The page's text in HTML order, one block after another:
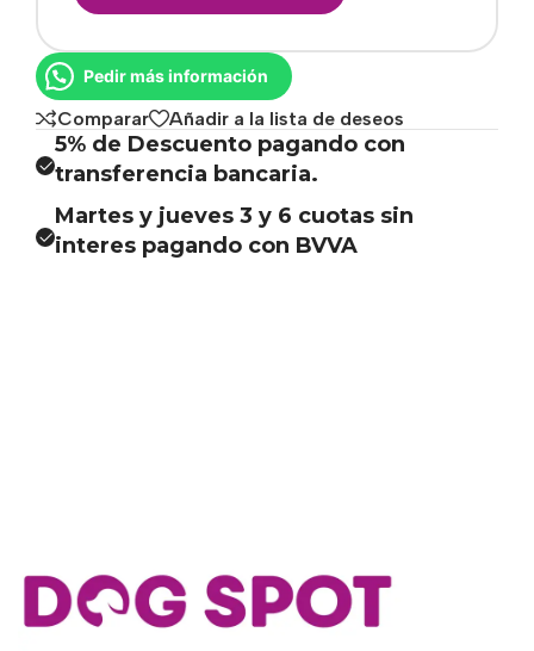
Pedir más información
Comparar Añadir a la lista de deseos
5% de Descuento pagando con
transferencia bancaria.
Martes y jueves 3 y 6 cuotas sin
interes pagando con BVVA